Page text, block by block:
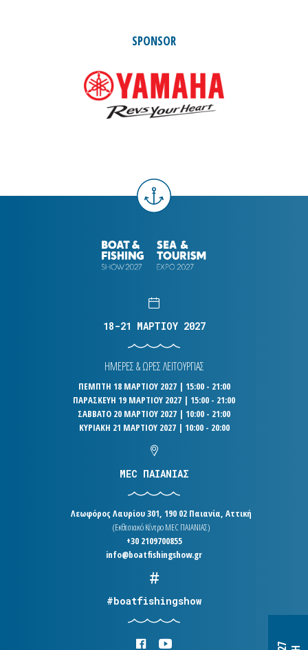
SPONSOR
18-21 ΜΑΡΤΙΟΥ 2027
ΗΜΕΡΕΣ & ΩΡΕΣ ΛΕΙΤΟΥΡΓΙΑΣ
ΠΕΜΠΤΗ 18 ΜΑΡΤΙΟΥ 2027 | 15:00 - 21:00
ΠΑΡΑΣΚΕΥΗ 19 ΜΑΡΤΙΟΥ 2027 | 15:00 - 21:00
ΣΑΒΒΑΤΟ 20 ΜΑΡΤΙΟΥ 2027 | 10:00 - 21:00
ΚΥΡΙΑΚΗ 21 ΜΑΡΤΙΟΥ 2027 | 10:00 - 20:00
MEC ΠΑΙΑΝΙΑΣ
Λεωφόρος Λαυρίου 301, 190 02 Παιανία, Αττική
(Εκθεσιακό Κέντρο MEC ΠΑΙΑΝΙΑΣ)
+30 2109700855
info@boatfishingshow.gr
#boatfishingshow